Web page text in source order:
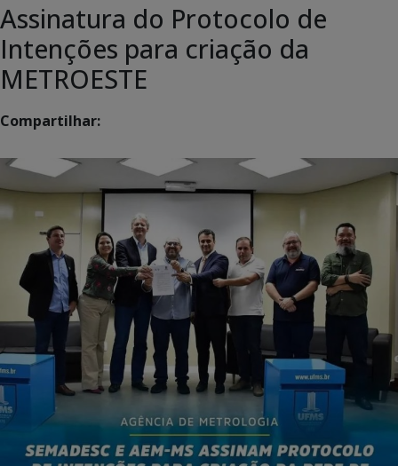
Assinatura do Protocolo de
Intenções para criação da
METROESTE
Compartilhar: